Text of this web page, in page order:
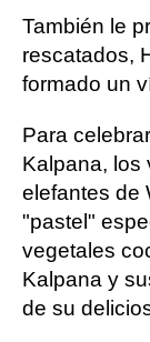
También le
rescatados,
formado un
Para
Kalpana, los
elefantes de
"pastel"
vegetales
Kalpana y
de su